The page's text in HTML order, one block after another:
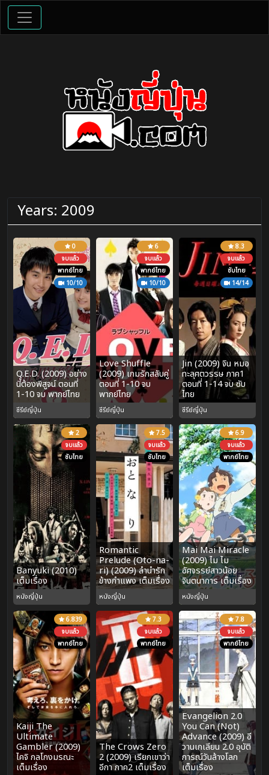
Years: 2009
0
จบแล้ว
พากย์ไทย
10/10
Q.E.D. (2009) อย่าง
นี้ต้องพิสูจน์ ตอนที่
1-10 จบ พากย์ไทย
ซีรีย์ญี่ปุ่น
6
จบแล้ว
พากย์ไทย
10/10
Love Shuffle
(2009) เกมรักสลับคู่
ตอนที่ 1-10 จบ
พากย์ไทย
ซีรีย์ญี่ปุ่น
8.3
จบแล้ว
ซับไทย
14/14
Jin (2009) จิน หมอ
ทะลุศตวรรษ ภาค1
ตอนที่ 1-14 จบ ซับ
ไทย
ซีรีย์ญี่ปุ่น
2
จบแล้ว
ซับไทย
Banyuki (2010)
เต็มเรื่อง
หนังญี่ปุ่น
7.5
จบแล้ว
ซับไทย
Romantic
Prelude (Oto-na-
ri) (2009) ลำนำรัก
ข้างกำแพง เต็มเรื่อง
หนังญี่ปุ่น
6.9
จบแล้ว
พากย์ไทย
Mai Mai Miracle
(2009) ไม ไม
อัศจรรย์สาวน้อย
จินตนาการ เต็มเรื่อง
หนังญี่ปุ่น
6.839
จบแล้ว
พากย์ไทย
Kaiji The
Ultimate
Gambler (2009)
ไคจิ กลโกงมรณะ
เต็มเรื่อง
7.3
จบแล้ว
พากย์ไทย
The Crows Zero
2 (2009) เรียกเขาว่า
อีกา ภาค2 เต็มเรื่อง
7.8
จบแล้ว
พากย์ไทย
Evangelion 2.0
You Can (Not)
Advance (2009) อี
วานเกเลียน 2.0 อุบัติ
การณ์วันล้างโลก
เต็มเรื่อง